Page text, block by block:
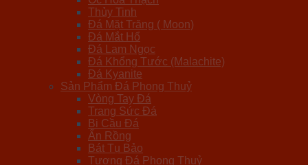
Thủy Tinh
Đá Mặt Trăng ( Moon)
Đá Mắt Hổ
Đá Lam Ngọc
Đá Khổng Tước (Malachite)
Đá Kyanite
Sản Phẩm Đá Phong Thuỷ
Vòng Tay Đá
Trang Sức Đá
Bi Cầu Đá
Ấn Rồng
Bát Tụ Bảo
Tượng Đá Phong Thuỷ